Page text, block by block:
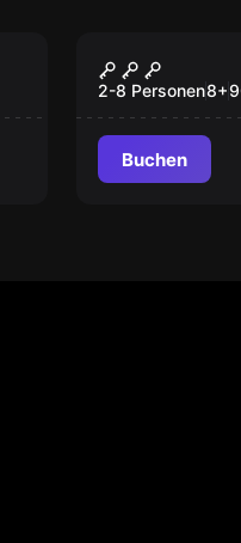
DAS
2-8 Personen8+
Buchen